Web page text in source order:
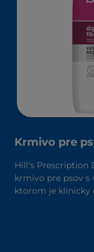
Krmivo pre
Hill's Prescription
krmivo pre psov s
ktorom je klinicky